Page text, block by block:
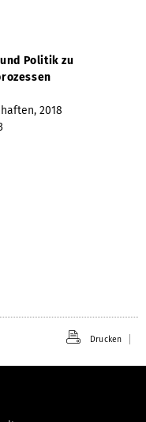
Politik zu
2018
Drucken